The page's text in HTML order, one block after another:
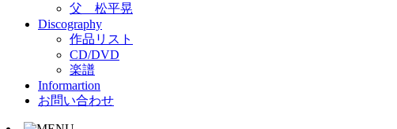
父 松平晃
Discography
作品リスト
CD/DVD
楽譜
Informartion
お問い合わせ